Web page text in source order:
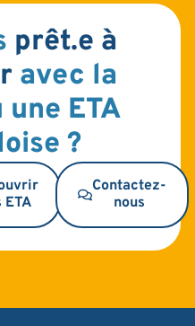
prêt.e à
avec la
une ETA
?
ETA
Contactez-
nous